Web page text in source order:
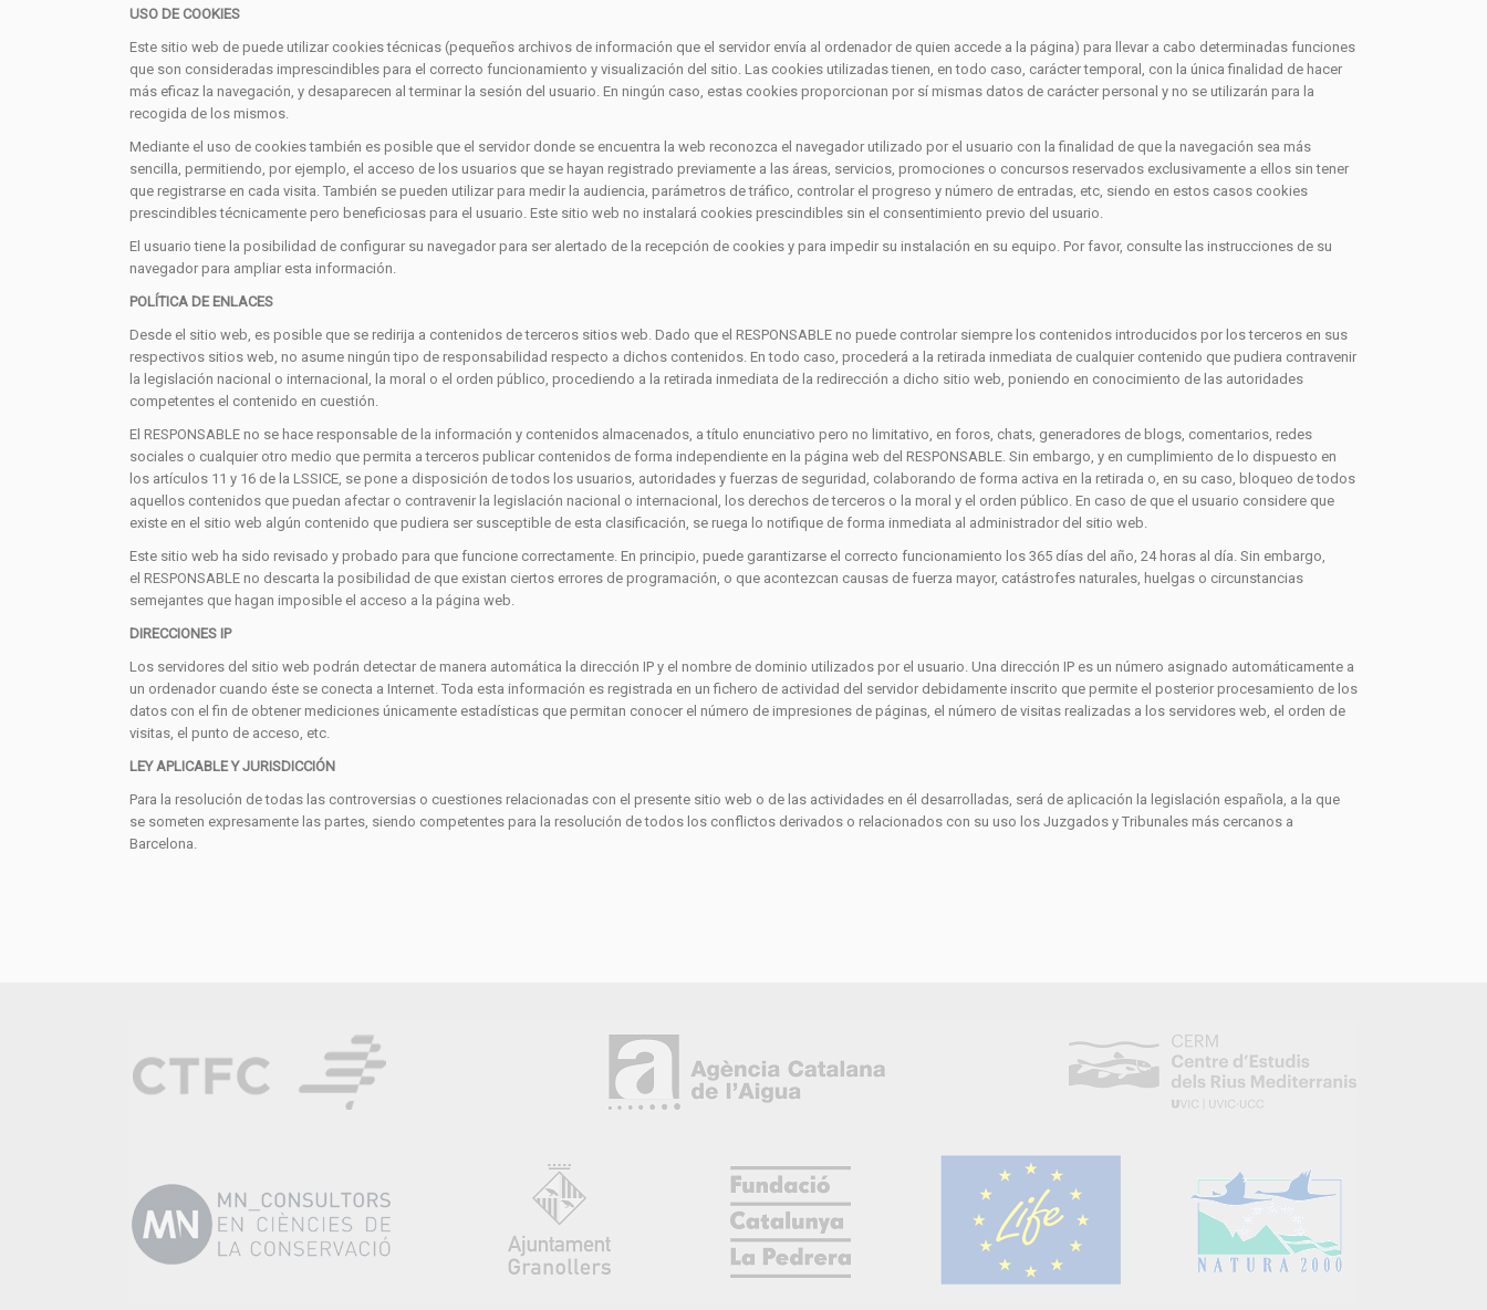
USO DE COOKIES
Este sitio web de puede utilizar cookies técnicas (pequeños archivos de información que el servidor envía al ordenador de quien accede a la página) para llevar a cabo determinadas funciones
que son consideradas imprescindibles para el correcto funcionamiento y visualización del sitio. Las cookies utilizadas tienen, en todo caso, carácter temporal, con la única finalidad de hacer
más eficaz la navegación, y desaparecen al terminar la sesión del usuario. En ningún caso, estas cookies proporcionan por sí mismas datos de carácter personal y no se utilizarán para la
recogida de los mismos.
Mediante el uso de cookies también es posible que el servidor donde se encuentra la web reconozca el navegador utilizado por el usuario con la finalidad de que la navegación sea más
sencilla, permitiendo, por ejemplo, el acceso de los usuarios que se hayan registrado previamente a las áreas, servicios, promociones o concursos reservados exclusivamente a ellos sin tener
que registrarse en cada visita. También se pueden utilizar para medir la audiencia, parámetros de tráfico, controlar el progreso y número de entradas, etc, siendo en estos casos cookies
prescindibles técnicamente pero beneficiosas para el usuario. Este sitio web no instalará cookies prescindibles sin el consentimiento previo del usuario.
El usuario tiene la posibilidad de configurar su navegador para ser alertado de la recepción de cookies y para impedir su instalación en su equipo. Por favor, consulte las instrucciones de su
navegador para ampliar esta información.
POLÍTICA DE ENLACES
Desde el sitio web, es posible que se redirija a contenidos de terceros sitios web. Dado que el RESPONSABLE no puede controlar siempre los contenidos introducidos por los terceros en sus
respectivos sitios web, no asume ningún tipo de responsabilidad respecto a dichos contenidos. En todo caso, procederá a la retirada inmediata de cualquier contenido que pudiera contravenir
la legislación nacional o internacional, la moral o el orden público, procediendo a la retirada inmediata de la redirección a dicho sitio web, poniendo en conocimiento de las autoridades
competentes el contenido en cuestión.
El RESPONSABLE no se hace responsable de la información y contenidos almacenados, a título enunciativo pero no limitativo, en foros, chats, generadores de blogs, comentarios, redes
sociales o cualquier otro medio que permita a terceros publicar contenidos de forma independiente en la página web del RESPONSABLE. Sin embargo, y en cumplimiento de lo dispuesto en
los artículos 11 y 16 de la LSSICE, se pone a disposición de todos los usuarios, autoridades y fuerzas de seguridad, colaborando de forma activa en la retirada o, en su caso, bloqueo de todos
aquellos contenidos que puedan afectar o contravenir la legislación nacional o internacional, los derechos de terceros o la moral y el orden público. En caso de que el usuario considere que
existe en el sitio web algún contenido que pudiera ser susceptible de esta clasificación, se ruega lo notifique de forma inmediata al administrador del sitio web.
Este sitio web ha sido revisado y probado para que funcione correctamente. En principio, puede garantizarse el correcto funcionamiento los 365 días del año, 24 horas al día. Sin embargo,
el RESPONSABLE no descarta la posibilidad de que existan ciertos errores de programación, o que acontezcan causas de fuerza mayor, catástrofes naturales, huelgas o circunstancias
semejantes que hagan imposible el acceso a la página web.
DIRECCIONES IP
Los servidores del sitio web podrán detectar de manera automática la dirección IP y el nombre de dominio utilizados por el usuario. Una dirección IP es un número asignado automáticamente a
un ordenador cuando éste se conecta a Internet. Toda esta información es registrada en un fichero de actividad del servidor debidamente inscrito que permite el posterior procesamiento de los
datos con el fin de obtener mediciones únicamente estadísticas que permitan conocer el número de impresiones de páginas, el número de visitas realizadas a los servidores web, el orden de
visitas, el punto de acceso, etc.
LEY APLICABLE Y JURISDICCIÓN
Para la resolución de todas las controversias o cuestiones relacionadas con el presente sitio web o de las actividades en él desarrolladas, será de aplicación la legislación española, a la que
se someten expresamente las partes, siendo competentes para la resolución de todos los conflictos derivados o relacionados con su uso los Juzgados y Tribunales más cercanos a
Barcelona.